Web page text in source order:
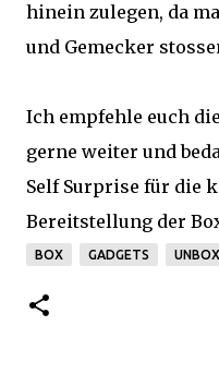
hinein zulegen, da
und Gemecker
Ich empfehle euch
gerne weiter und
Self Surprise für die
Bereitstellung der
BOX GADGETS